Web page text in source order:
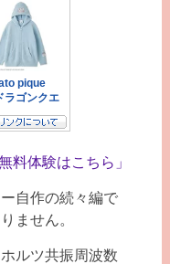
料体験はこちら」
自作の続々編で
ません。
ルツ共振周波数